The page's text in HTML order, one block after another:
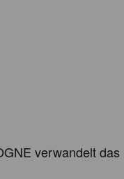
verwandelt